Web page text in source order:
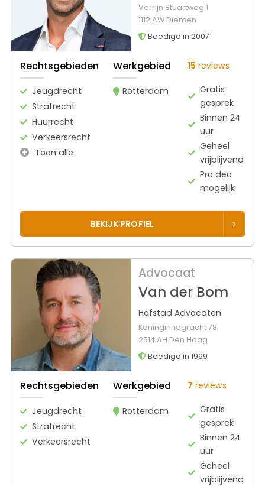
Verrijn Stuartweg 1
1112 AW Diemen
Beëdigd in 2007
Rechtsgebieden
Jeugdrecht
Strafrecht
Huurrecht
Verkeersrecht
Toon alle
Werkgebied
Rotterdam
15 reviews
Gratis
gesprek
Binnen 24
uur
Geheel
vrijblijvend
Pro deo
mogelijk
BEKIJK PROFIEL
Advocaat
Van der Bom
Hofstad Advocaten
Koninginnegracht 78
2514 AH Den Haag
Beëdigd in 1999
Rechtsgebieden
Jeugdrecht
Strafrecht
Verkeersrecht
Werkgebied
Rotterdam
7 reviews
Gratis
gesprek
Binnen 24
uur
Geheel
vrijblijvend